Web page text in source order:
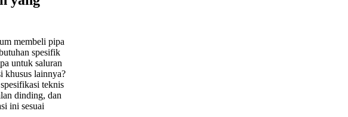
membeli pipa
spesifik
untuk saluran
khusus lainnya?
teknis
dinding, dan
ini sesuai